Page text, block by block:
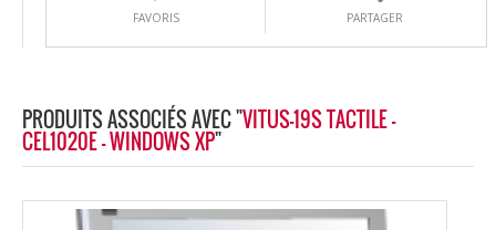
FAVORIS PARTAGER
PRODUITS ASSOCIÉS AVEC "VITUS-19S TACTILE -
CEL1020E - WINDOWS XP"